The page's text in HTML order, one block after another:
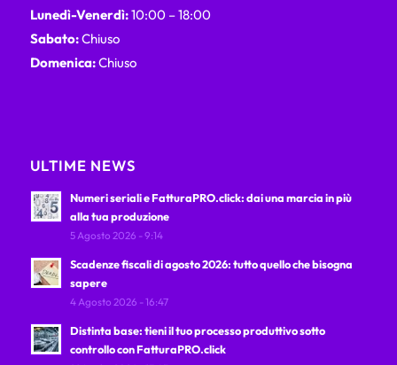
Lunedì-Venerdì:10:00 – 18:00
Sabato:Chiuso
Domenica:Chiuso
ULTIME NEWS
Numeri seriali e FatturaPRO.click: dai una marcia in più
alla tua produzione
5 Agosto 2026 - 9:14
Scadenze fiscali di agosto 2026: tutto quello che bisogna
sapere
4 Agosto 2026 - 16:47
Distinta base: tieni il tuo processo produttivo sotto
controllo con FatturaPRO.click